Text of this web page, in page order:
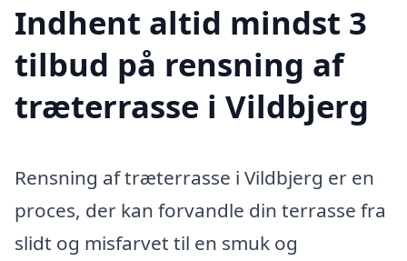
Indhent altid mindst 3
tilbud på rensning af
træterrasse i Vildbjerg
Rensning af træterrasse i Vildbjerg er en
proces, der kan forvandle din terrasse fra
slidt og misfarvet til en smuk og